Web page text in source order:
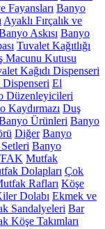
Fayansları Banyo
Ayaklı Fırçalık ve
Askısı Banyo
Tuvalet Kağıtlığı
Macunu Kutusu
Kağıdı Dispenseri
El
Düzenleyicileri
Kaydırmazı Duş
Ürünleri Banyo
Diğer Banyo
Banyo
Mutfak
Dolapları Çok
Rafları Köşe
Dolabı Ekmek ve
Sandalyeleri Bar
Köşe Takımları